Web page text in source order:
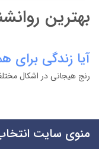
بهترین
آیا زندگی
رنج هیجانی در اشکال
منوی سایت